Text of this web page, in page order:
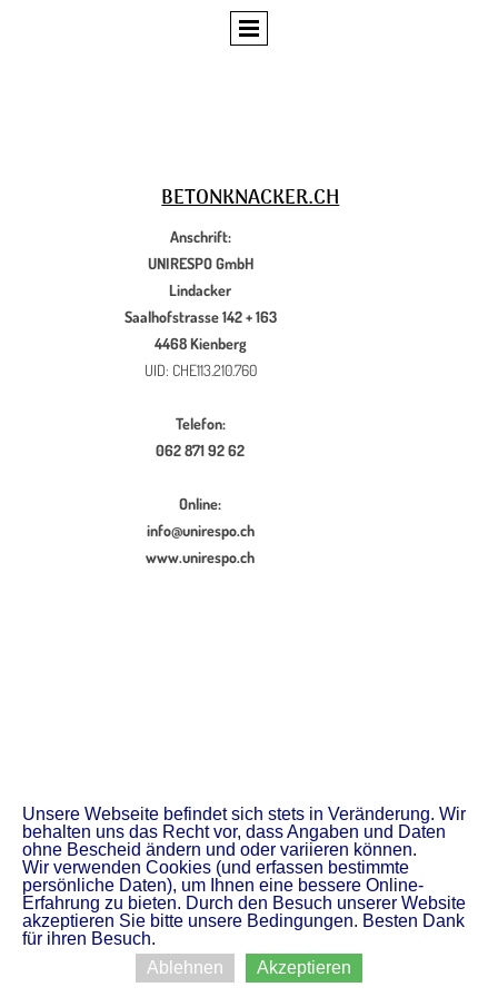
Anschrift:
UNIRESPO GmbH
Lindacker
Saalhofstrasse 142 + 163
4468 Kienberg
UID: CHE113.210.760
Telefon:
062 871 92 62
Online:
info@unirespo.ch
www.unirespo.ch
BETONKNACKER.CH
Unsere Webseite befindet sich stets in Veränderung. Wir
behalten uns das Recht vor, dass Angaben und Daten
ohne Bescheid ändern und oder variieren können.
Wir verwenden Cookies (und erfassen bestimmte
persönliche Daten), um Ihnen eine bessere Online-
Erfahrung zu bieten. Durch den Besuch unserer Website
akzeptieren Sie bitte unsere Bedingungen. Besten Dank
für ihren Besuch.
Ablehnen
Akzeptieren